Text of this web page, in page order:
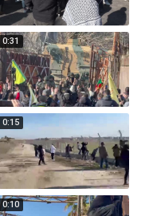
0:31
0:15
0:10